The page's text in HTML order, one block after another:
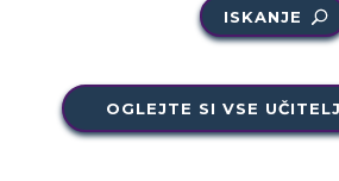
ISKANJE
OGLEJTE SI VSE